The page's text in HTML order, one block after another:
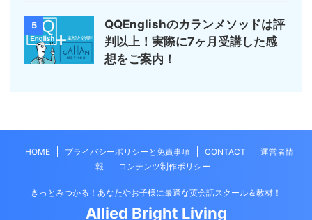
5
QQEnglishのカランメソッドは評
判以上！実際に7ヶ月受講した感
想をご案内！
HOME プライバシーポリシーと免責事項 CONTACT
運営者情
報
コンテンツ制作ポリシー
きっとみつかる！あなたやお子様に最適な英会話スクール＆教材！
Allied Bright Living